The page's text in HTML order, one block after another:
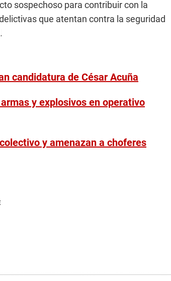
sospechoso para contribuir con la
que atentan contra la seguridad
candidatura de César Acuña
y explosivos en operativo
y amenazan a choferes